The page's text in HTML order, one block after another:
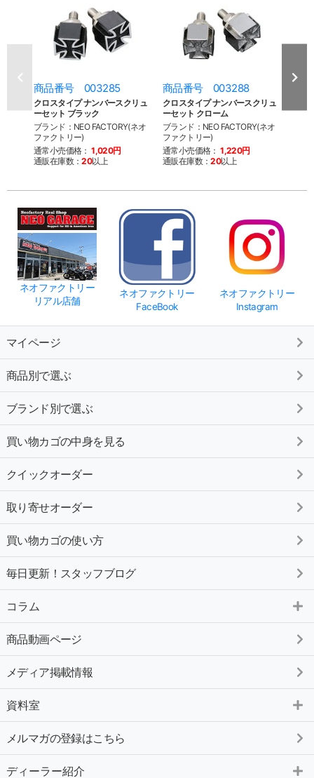
商品番号 003285
クロスタイプ ナンバースクリュ
ーセット ブラック
ブランド：NEO FACTORY(ネオ
ファクトリー)
通常小売価格： 1,020円
通販在庫数：20以上
商品番号 003288
クロスタイプ ナンバースクリュ
ーセット クローム
ブランド：NEO FACTORY(ネオ
ファクトリー)
通常小売価格： 1,220円
通販在庫数：20以上
ーブ
ネオファクトリー
リアル店舗
ネオファクトリー
FaceBook
ネオファクトリー
Instagram
マイページ
商品別で選ぶ
ブランド別で選ぶ
買い物カゴの中身を見る
クイックオーダー
取り寄せオーダー
買い物カゴの使い方
毎日更新！スタッフブログ
コラム
商品動画ページ
メディア掲載情報
資料室
メルマガの登録はこちら
ディーラー紹介